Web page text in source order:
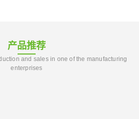
产品推荐
and sales in one of the manufacturing
enterprises